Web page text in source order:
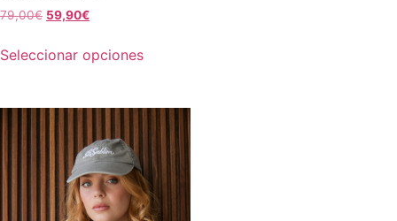
79,00€ 59,90€
Seleccionar opciones